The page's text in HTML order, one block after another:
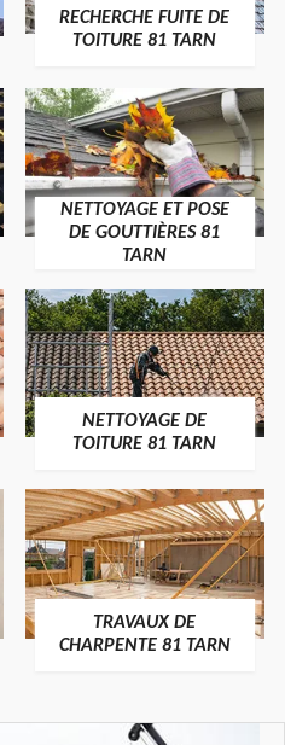
RECHERCHE FUITE DE
TOITURE 81 TARN
NETTOYAGE ET POSE
DE GOUTTIÈRES 81
TARN
NETTOYAGE DE
TOITURE 81 TARN
TRAVAUX DE
CHARPENTE 81 TARN